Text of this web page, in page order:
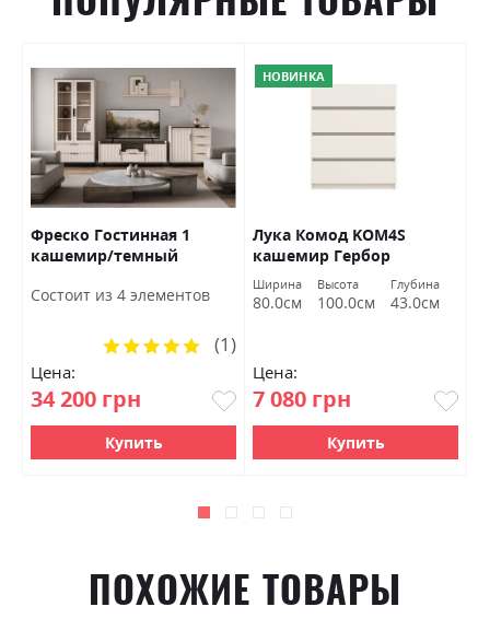
Фреско Гостинная 1
кашемир/темный
Состоит из 4 элементов
Цена:
34 200 грн
Рейтинг:
(1)
Купить
НОВИНКА
Лука Комод KOM4S
кашемир Гербор
Ширина
80.0см
Высота
100.0см
Глубина
43.0см
Цена:
7 080 грн
Купить
ПОХОЖИЕ ТОВАРЫ